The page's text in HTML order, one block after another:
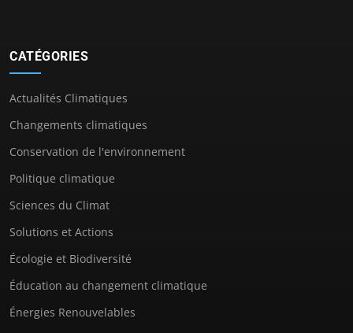
CATÉGORIES
Actualités Climatiques
Changements climatiques
Conservation de l'environnement
Politique climatique
Sciences du Climat
Solutions et Actions
Écologie et Biodiversité
Éducation au changement climatique
Énergies Renouvelables